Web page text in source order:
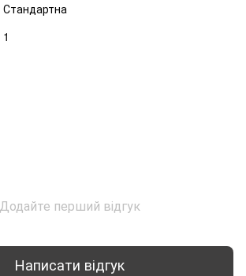
Стандартна
1
Додайте перший відгук
Написати відгук